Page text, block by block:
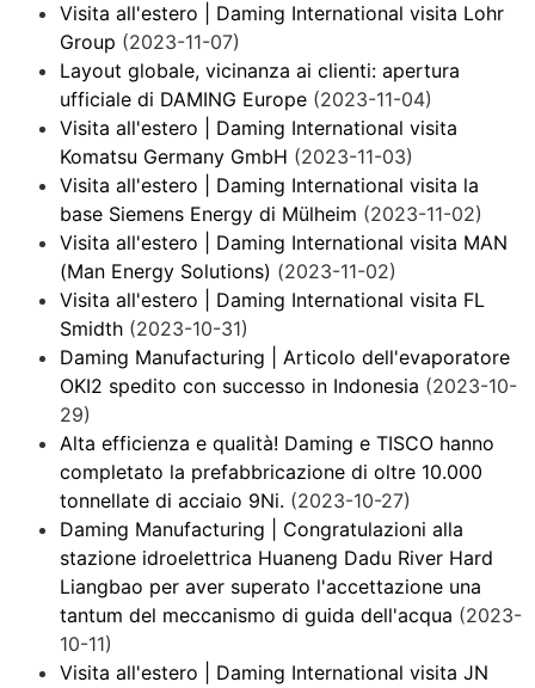
Visita all'estero | Daming International visita Lohr
Group (2023-11-07)
Layout globale, vicinanza ai clienti: apertura
ufficiale di DAMING Europe (2023-11-04)
Visita all'estero | Daming International visita
Komatsu Germany GmbH (2023-11-03)
Visita all'estero | Daming International visita la
base Siemens Energy di Mülheim (2023-11-02)
Visita all'estero | Daming International visita MAN
(Man Energy Solutions) (2023-11-02)
Visita all'estero | Daming International visita FL
Smidth (2023-10-31)
Daming Manufacturing | Articolo dell'evaporatore
OKI2 spedito con successo in Indonesia (2023-10-
29)
Alta efficienza e qualità! Daming e TISCO hanno
completato la prefabbricazione di oltre 10.000
tonnellate di acciaio 9Ni. (2023-10-27)
Daming Manufacturing | Congratulazioni alla
stazione idroelettrica Huaneng Dadu River Hard
Liangbao per aver superato l'accettazione una
tantum del meccanismo di guida dell'acqua (2023-
10-11)
Visita all'estero | Daming International visita JN